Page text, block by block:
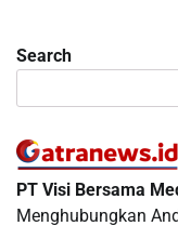
Search
PT Visi Bersama
Menghubungkan